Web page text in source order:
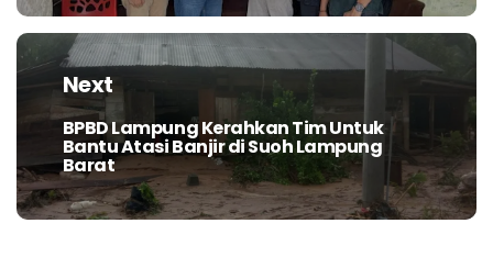
Next
Next
post:
BPBD Lampung Kerahkan Tim Untuk
Bantu Atasi Banjir di Suoh Lampung
Barat